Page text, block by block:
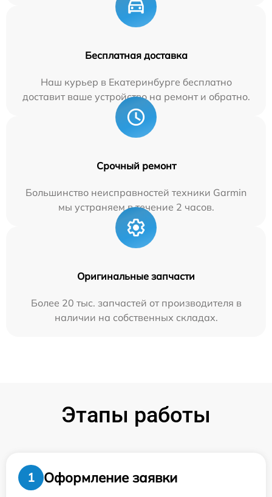
Бесплатная доставка
Наш курьер в Екатеринбурге бесплатно
доставит ваше устройство на ремонт и обратно.
Срочный ремонт
Большинство неисправностей техники Garmin
мы устраняем в течение 2 часов.
Оригинальные запчасти
Более 20 тыс. запчастей от производителя в
наличии на собственных складах.
Этапы работы
1
Оформление заявки